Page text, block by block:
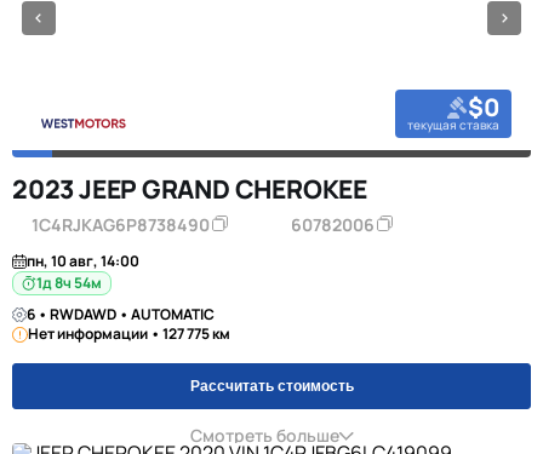
$0
текущая ставка
2023 JEEP GRAND CHEROKEE
1C4RJKAG6P8738490 60782006
пн, 10 авг, 14:00
1д 8ч 54м
6 • RWDAWD • AUTOMATIC
Нет информации • 127 775 км
Рассчитать стоимость
Смотреть больше